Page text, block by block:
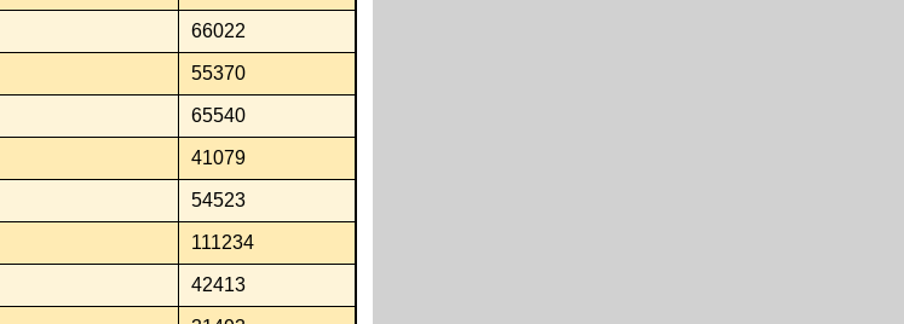
66022
55370
65540
41079
54523
111234
42413